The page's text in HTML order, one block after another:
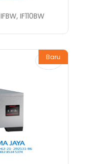
IF110BW
Baru